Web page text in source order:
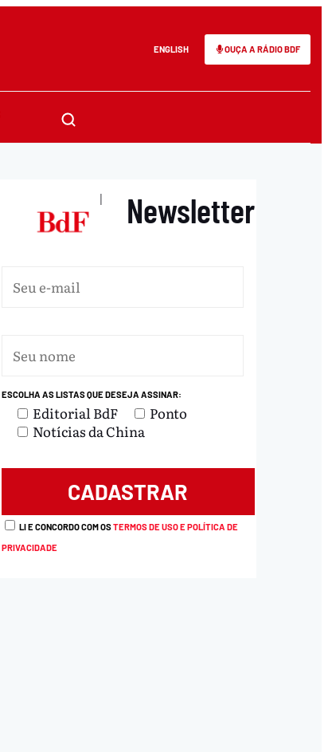
ENGLISH OUÇA A RÁDIO BDF
| Newsletter
ESCOLHA AS LISTAS QUE DESEJA ASSINAR:
Editorial BdF
Ponto
Notícias da China
LI E CONCORDO COM OSTERMOS DE USO E POLÍTICA DE
PRIVACIDADE